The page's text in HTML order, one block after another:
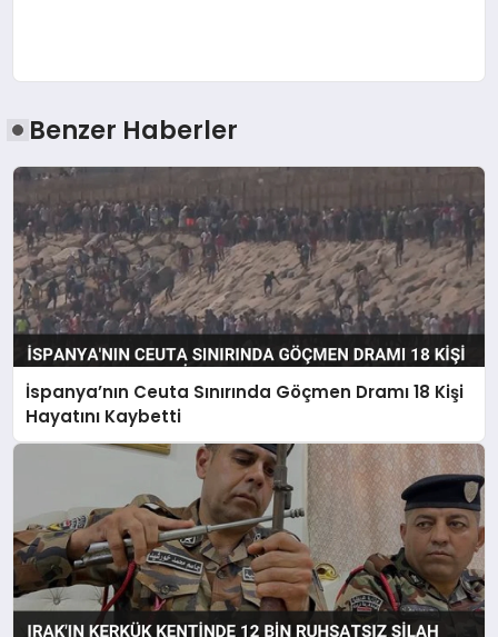
Benzer Haberler
İspanya’nın Ceuta Sınırında Göçmen Dramı 18 Kişi
Hayatını Kaybetti